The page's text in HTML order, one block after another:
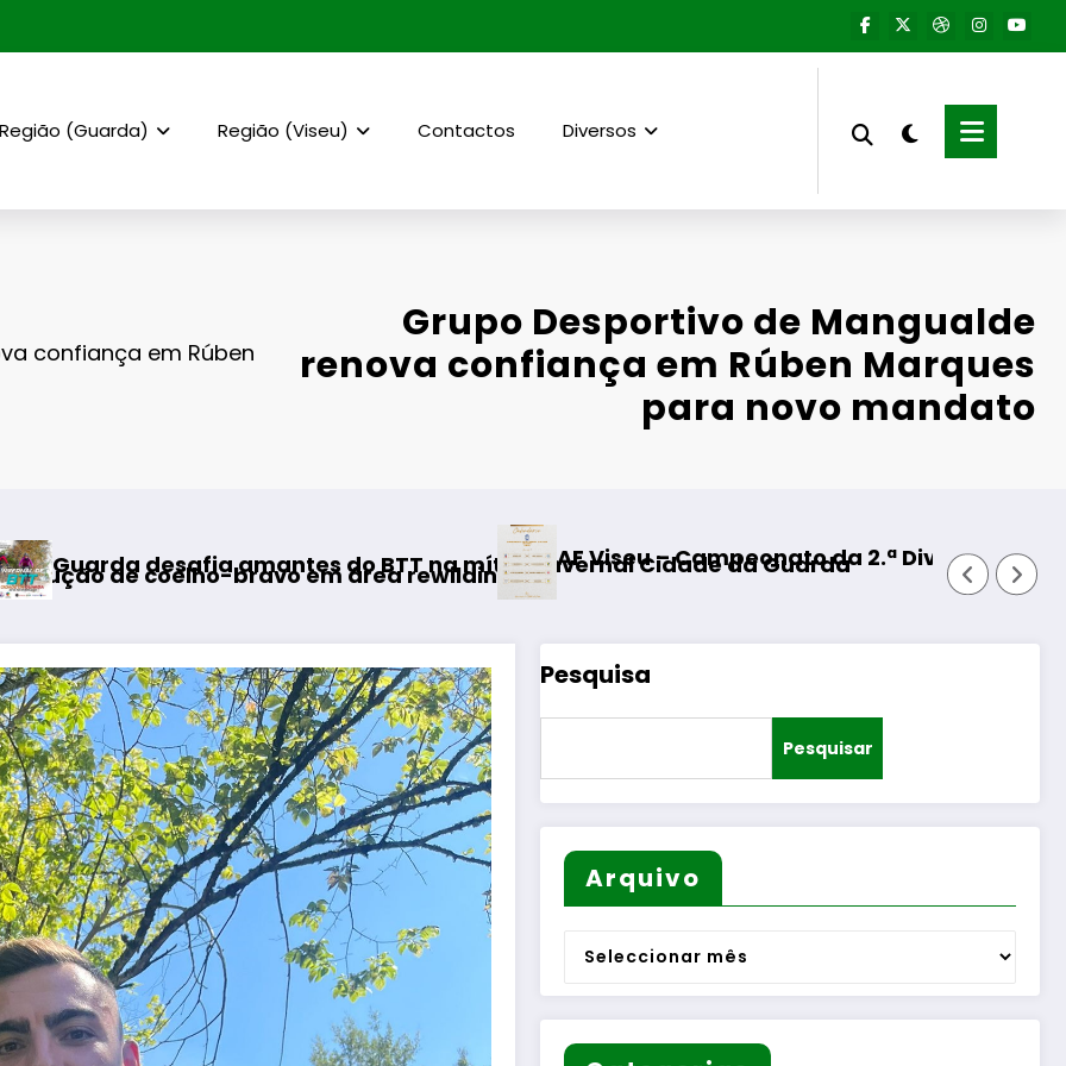
Região (Guarda) Região (Viseu) Contactos Diversos
confiança em Rúben
Grupo Desportivo de Mangualde
renova confiança em Rúben Marques
para novo mandato
área rewilding
BTT na mítica Invernal Cidade da Guarda
AF Viseu – Campeonato da 2.ª Divisão Distrital – ISOJOFER sorteado
Fornos de Algodres –
Pesquisa
Pesquisar
Arquivo
Arquivo